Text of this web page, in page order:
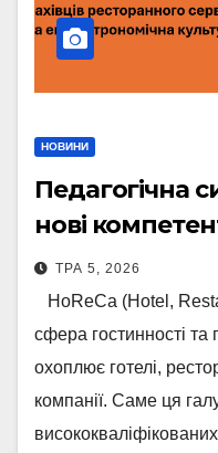
НОВИНИ
Педагогічна
нові
фахівців
ТРА 5, 2026
HoReCa (Hotel,
сфера гостинності та
охоплює готелі,
компанії. Саме ця